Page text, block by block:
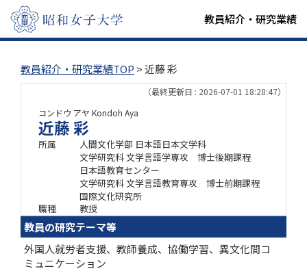
教員紹介・研究業績
教員紹介・研究業績TOP > 近藤 彩
（最終更新日 : 2026-07-01 18:28:47）
コンドウ アヤ Kondoh Aya
近藤 彩
所属
人間文化学部 日本語日本文学科
文学研究科 文学言語学専攻 博士後期課程
日本語教育センター
文学研究科 文学言語教育専攻 博士前期課程
国際文化研究所
職種
教授
教員の研究テーマ等
外国人就労者支援、教師養成、協働学習、異文化間コ
ミュニケーション